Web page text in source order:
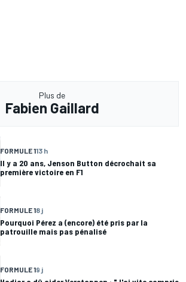
Plus de
Fabien Gaillard
FORMULE 113 h
Il y a 20 ans, Jenson Button décrochait sa
première victoire en F1
FORMULE 18 j
Pourquoi Pérez a (encore) été pris par la
patrouille mais pas pénalisé
FORMULE 19 j